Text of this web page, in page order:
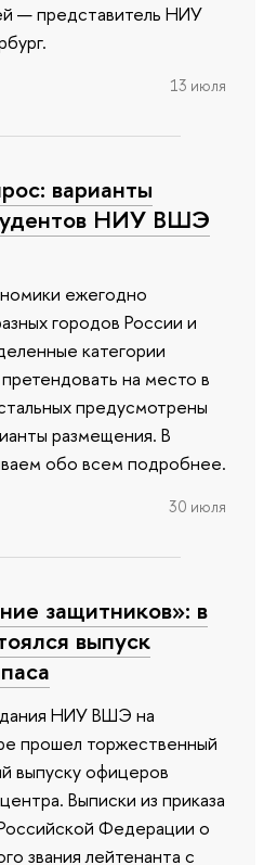
— представитель НИУ
13 июля
варианты
НИУ ВШЭ
ежегодно
городов России и
категории
на место в
предусмотрены
размещения. В
обо всем подробнее.
30 июля
защитников»: в
выпуск
НИУ ВШЭ на
прошел торжественный
выпуску офицеров
Выписки из приказа
Федерации о
звания лейтенанта с